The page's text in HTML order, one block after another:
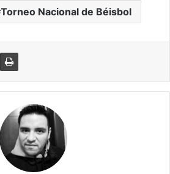
Torneo Nacional de Béisbol